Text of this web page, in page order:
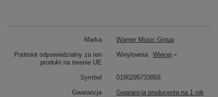
Marka Warner Music Group
Podmiot odpowiedzialny za ten
produkt na terenie UE
Winylownia Więcej
Symbol 0190295733858
Gwarancja Gwarancja producenta na 1 rok